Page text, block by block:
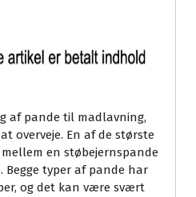
af pande til madlavning,
overveje. En af de største
en støbejernspande
Begge typer af pande har
og det kan være svært